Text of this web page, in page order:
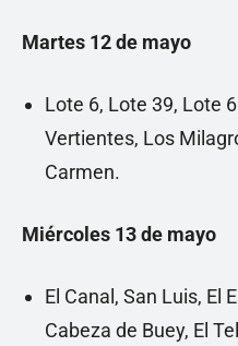
Martes 12 de mayo
Lote 6, Lote 39, Lote
Vertientes, Los
Carmen.
Miércoles 13 de mayo
El Canal, San Luis, El
Cabeza de Buey, El